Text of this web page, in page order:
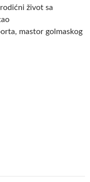
život sa
mastor golmaskog